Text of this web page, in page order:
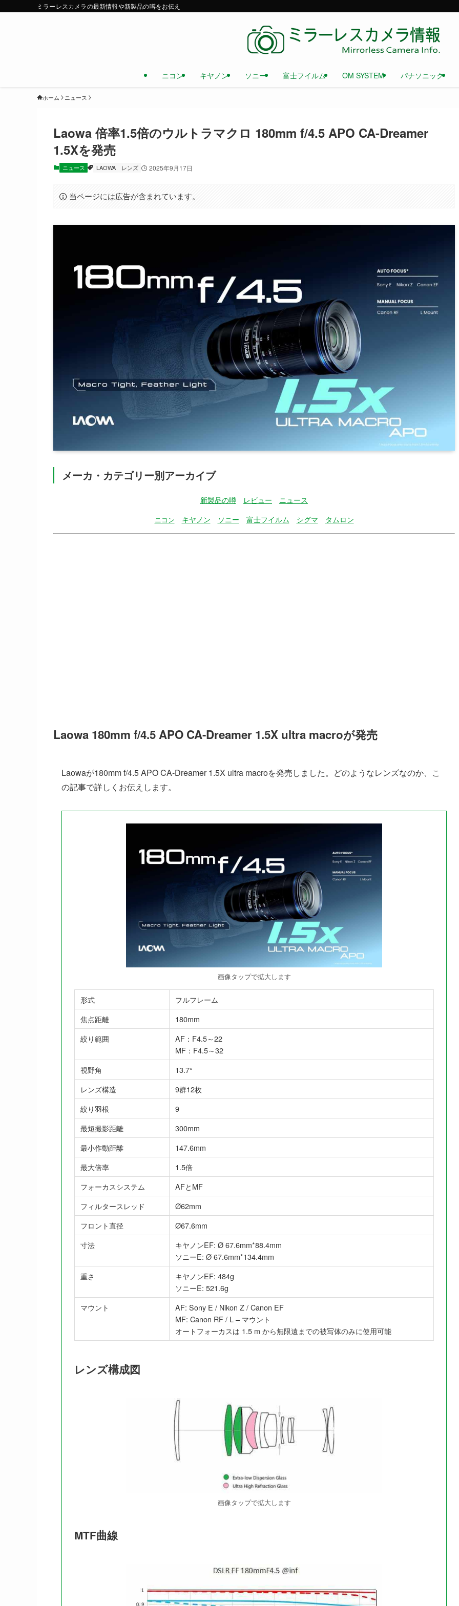
ミラーレスカメラの最新情報や新製品の噂をお伝え
ニコン キヤノン ソニー 富士フイルム OM SYSTEM パナソニック
ホーム ニュース
Laowa 倍率1.5倍のウルトラマクロ 180mm f/4.5 APO CA-Dreamer
1.5Xを発売
ニュース LAOWA レンズ 2025年9月17日
当ページには広告が含まれています。
メーカ・カテゴリー別アーカイブ
新製品の噂 レビュー ニュース
ニコン キヤノン ソニー 富士フイルム シグマ タムロン
Laowa 180mm f/4.5 APO CA-Dreamer 1.5X ultra macroが発売
Laowaが180mm f/4.5 APO CA-Dreamer 1.5X ultra macroを発売しました。どのようなレンズなのか、こ
の記事で詳しくお伝えします。
画像タップで拡大します
形式
フルフレーム
焦点距離
180mm
絞り範囲
AF：F4.5～22
MF：F4.5～32
視野角
13.7°
レンズ構造
9群12枚
絞り羽根
9
最短撮影距離
300mm
最小作動距離
147.6mm
最大倍率
1.5倍
フォーカスシステム
AFとMF
フィルタースレッド
Ø62mm
フロント直径
Ø67.6mm
寸法
キヤノンEF: Ø 67.6mm*88.4mm
ソニーE: Ø 67.6mm*134.4mm
重さ
キヤノンEF: 484g
ソニーE: 521.6g
マウント
AF: Sony E / Nikon Z / Canon EF
MF: Canon RF / L – マウント
オートフォーカスは 1.5 m から無限遠までの被写体のみに使用可能
レンズ構成図
画像タップで拡大します
MTF曲線